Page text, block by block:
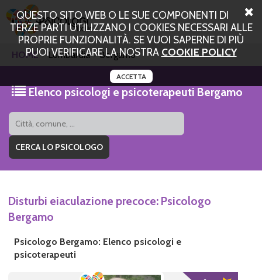
QUESTO SITO WEB O LE SUE COMPONENTI DI
TERZE PARTI UTILIZZANO I COOKIES NECESSARI ALLE
PROPRIE FUNZIONALITÀ. SE VUOI SAPERNE DI PIÙ
PUOI VERIFICARE LA NOSTRA COOKIE POLICY
ACCETTA
HOME Lombardia Bergamo
Elenco psicologi e psicoterapeuti Bergamo
Disturbi eiaculazione precoce: Psicologo
Bergamo
Psicologo Bergamo: Elenco psicologi e
psicoterapeuti